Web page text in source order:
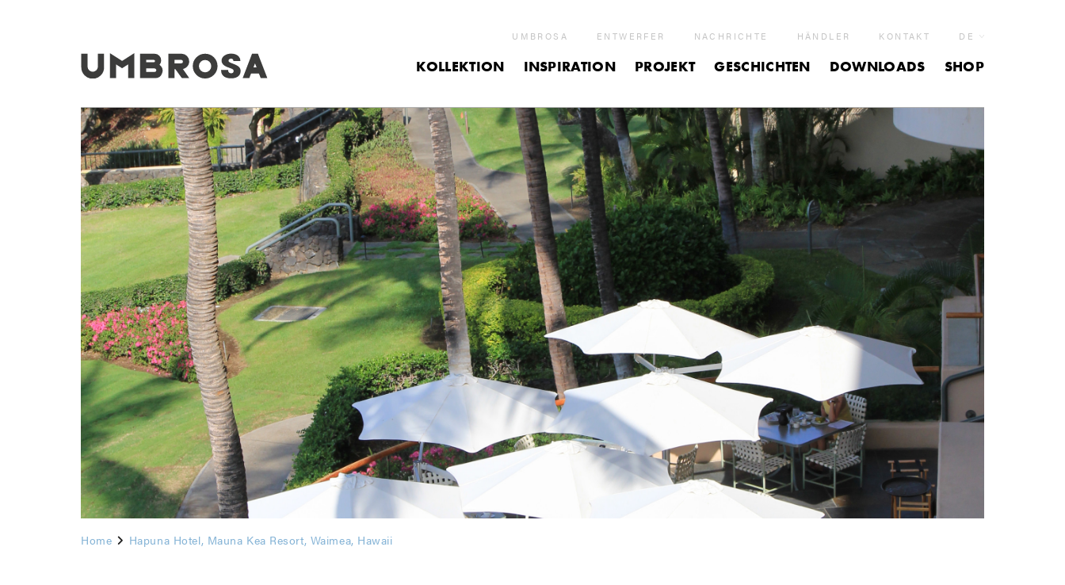
UMBROSA ENTWERFER NACHRICHTE HÄNDLER KONTAKT DE
KOLLEKTION INSPIRATION PROJEKT GESCHICHTEN DOWNLOADS SHOP
Home Hapuna Hotel, Mauna Kea Resort, Waimea, Hawaii